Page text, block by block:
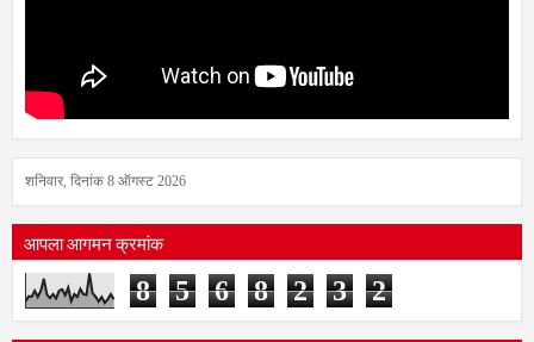
शनिवार, दिनांक 8 ऑगस्ट 2026
आपला आगमन क्रमांक
8 5 6 8 2 3 2